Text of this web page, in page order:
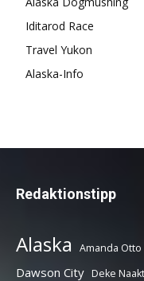
Iditarod Race
Travel Yukon
Alaska-Info
Redaktionstipp
Alaska Amanda Otto
Dawson City Deke